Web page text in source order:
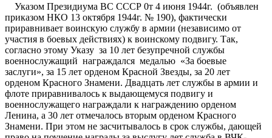
Указом Президиума ВС СССР 0т 4 июня 1944г. (объявлен
приказом НКО 13 октября 1944г. № 190), фактически
приравнивает воинскую службу в армии (независимо от
участия в боевых действиях) к воинскому подвигу. Так,
согласно этому Указу за 10 лет безупречной службы
военнослужащий награждался медалью «За боевые
заслуги», за 15 лет орденом Красной Звезды, за 20 лет
орденом Красного Знамени. Двадцать лет службы в армии и
флоте приравнивалось к выдающемуся подвигу и
военнослужащего награждали к награждению орденом
Ленина, а 30 лет отмечалось вторым орденом Красного
Знамени. При этом не засчитывалось в срок службы, дающей